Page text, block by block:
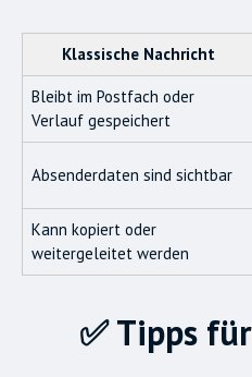
Klassische Nachricht
Bleibt im Postfach oder
Verlauf gespeichert
Absenderdaten sind sichtbar
Kann kopiert oder
weitergeleitet werden
✅ Tipps